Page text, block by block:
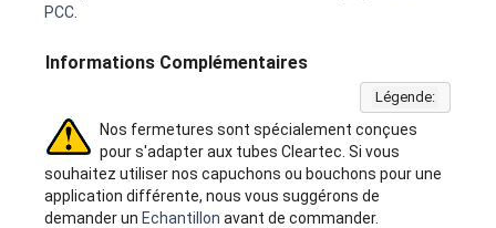
PCC
Informations Complémentaires
Légende:
Nos fermetures sont spécialement conçues
pour s'adapter aux tubes Cleartec. Si vous
souhaitez utiliser nos capuchons ou bouchons pour une
application différente, nous vous suggérons de
demander unEchantillon avant de commander.